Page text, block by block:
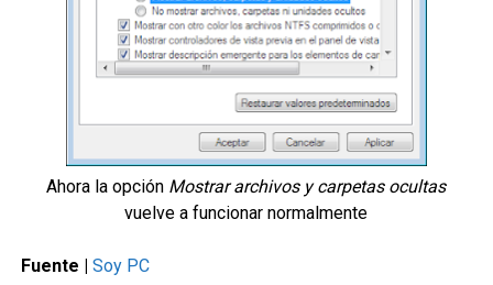
Ahora la opción Mostrar archivos y carpetas ocultas
vuelve a funcionar normalmente
Fuente | Soy PC